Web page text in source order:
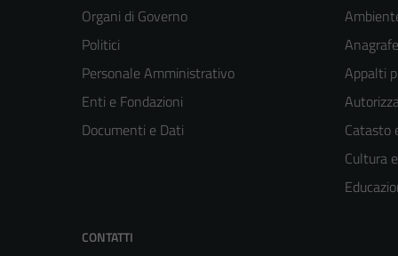
Organi di Governo
Politici
Personale Amministrativo
Enti e Fondazioni
Documenti e Dati
Appalti
Catasto
Cultura
CONTATTI